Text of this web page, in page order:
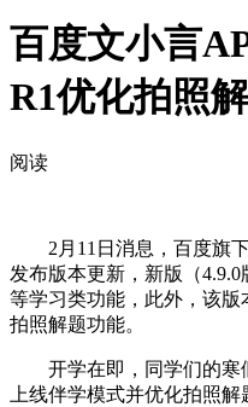
百度文小言
R1优化拍照
阅读
2月11日消息，百度旗下
发布版本更新，新版（
等学习类功能，此外，该版
拍照解题功能。
开学在即，同学们的寒
上线伴学模式并优化拍照